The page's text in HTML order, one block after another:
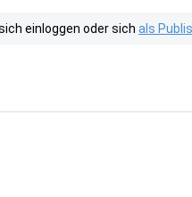
einloggen oder sich als